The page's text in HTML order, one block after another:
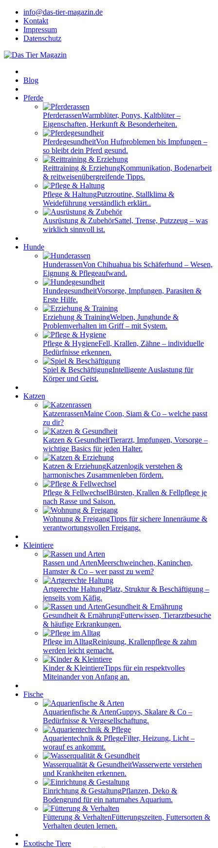
info@das-tier-magazin.de
Kontakt
Impressum
Datenschutz
Blog
Pferde
PferderassenWarmblüter, Ponys, Kaltblüter –
Eigenschaften, Herkunft & Besonderheiten.
PferdegesundheitVon Hufproblemen bis Impfungen –
so bleibt dein Pferd gesund.
Reittraining & ErziehungKommunikation, Bodenarbeit
& reitweisenübergreifende Tipps.
Pflege & HaltungPutzroutine, Stallklima &
Weideführung verständlich erklärt..
Ausrüstung & ZubehörSattel, Trense, Putzzeug – was
wirklich sinnvoll ist.
Hunde
HunderassenVon Chihuahua bis Schäferhund – Wesen,
Eignung & Pflegeaufwand.
HundegesundheitVorsorge, Impfungen, Parasiten &
Erste Hilfe.
Erziehung & TrainingWelpen, Junghunde &
Problemverhalten im Griff – mit System.
Pflege & HygieneFell, Krallen, Zähne – individuelle
Bedürfnisse erkennen.
Spiel & BeschäftigungIntelligente Auslastung für
Körper und Geist.
Katzen
KatzenrassenMaine Coon, Siam & Co – welche passt
zu dir?
Katzen & GesundheitTierarzt, Impfungen, Vorsorge –
wichtige Basics für jeden Halter.
Katzen & ErziehungKatzenlogik verstehen &
harmonisches Zusammenleben fördern.
Pflege & FellwechselBürsten, Krallen & Fellpflege je
nach Rasse und Saison.
Wohnung & FreigangTipps für sichere Innenräume &
verantwortungsvollen Freigang.
Kleintiere
Rassen und ArtenMeerschweinchen, Kaninchen,
Hamster & Co – wer passt zu wem?
Artgerechte HaltungPlatz, Struktur & Beschäftigung –
jenseits vom Käfig.
Gesundheit & ErnährungFutterwissen, Tierarztbesuche
& häufige Erkrankungen.
Pflege im AlltagReinigung, Krallenpflege & zahm
werden leicht gemacht.
Kinder & KleintiereTipps für ein respektvolles
Miteinander von Anfang an.
Fische
Aquarienfische & ArtenGuppys, Skalare & Co –
Bedürfnisse & Vergesellschaftung.
Aquarientechnik & PflegeFilter, Heizung, Licht –
worauf es ankommt.
Wasserqualität & GesundheitWasserwerte verstehen
und Krankheiten erkennen.
Einrichtung & GestaltungPflanzen, Deko &
Bodengrund für ein naturnahes Aquarium.
Fütterung & VerhaltenFütterungszeiten, Futtersorten &
Verhalten deuten lernen.
Exotische Tiere